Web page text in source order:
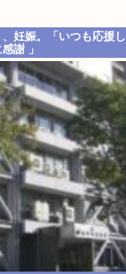
妊娠。「いつも応援し
謝 」